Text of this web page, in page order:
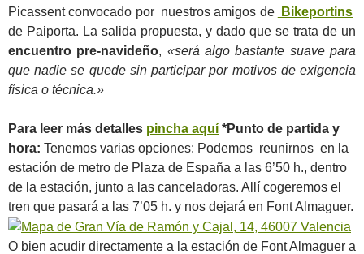
Picassent convocado por nuestros amigos de
Bikeportins
de Paiporta. La salida propuesta, y dado que se trata de un
encuentro pre-navideño, «será algo bastante suave para
que nadie se quede sin participar por motivos de exigencia
física o técnica.»
Para leer más detalles pincha aquí *Punto de partida y
hora: Tenemos varias opciones: Podemos reunirnos en la
estación de metro de Plaza de España a las 6’50 h., dentro
de la estación, junto a las canceladoras. Allí cogeremos el
tren que pasará a las 7’05 h. y nos dejará en Font Almaguer.
O bien acudir directamente a la estación de Font Almaguer a